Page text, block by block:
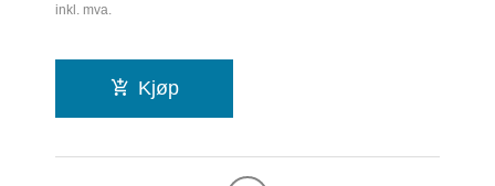
inkl. mva.
Kjøp